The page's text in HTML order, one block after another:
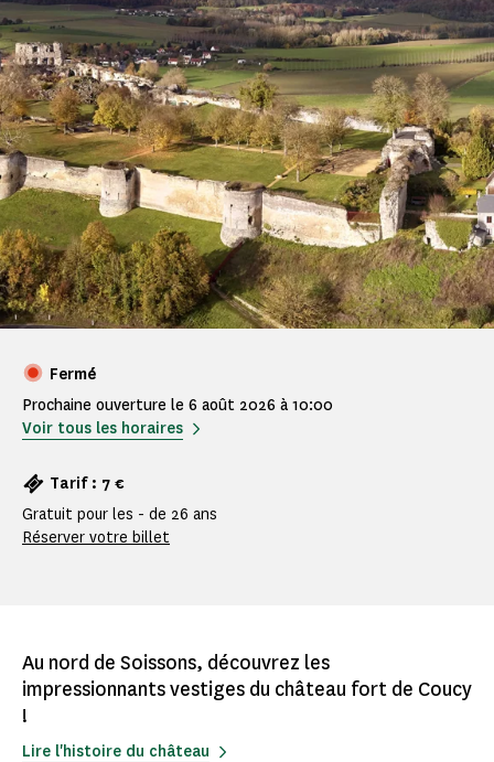
Fermé
Prochaine ouverture le 6 août 2026 à 10:00
Voir tous les horaires
Tarif : 7 €
Gratuit pour les - de 26 ans
Réserver votre billet
Au nord de Soissons, découvrez les
impressionnants vestiges du château fort de Coucy
!
Lire l'histoire du château